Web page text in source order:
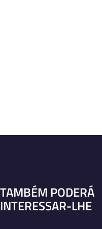
TAMBÉM PODERÁ
INTERESSAR-LHE